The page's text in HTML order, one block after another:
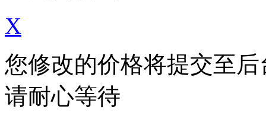
X
您修改的价格将提交至
请耐心等待